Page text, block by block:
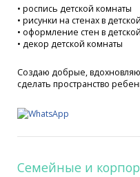
• роспись детской комнаты
• рисунки на стенах в детской
• оформление стен в детской
• декор детской комнаты
Создаю добрые,
сделать пространство
Семейные и